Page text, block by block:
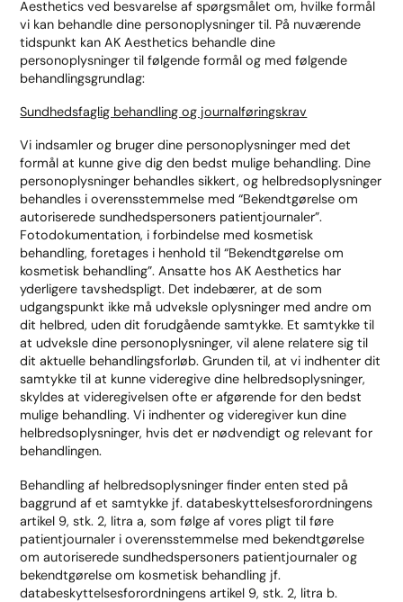
Aesthetics ved besvarelse af spørgsmålet om, hvilke formål
vi kan behandle dine personoplysninger til. På nuværende
tidspunkt kan AK Aesthetics behandle dine
personoplysninger til følgende formål og med følgende
behandlingsgrundlag:
Sundhedsfaglig behandling og journalføringskrav
Vi indsamler og bruger dine personoplysninger med det
formål at kunne give dig den bedst mulige behandling. Dine
personoplysninger behandles sikkert, og helbredsoplysninger
behandles i overensstemmelse med “Bekendtgørelse om
autoriserede sundhedspersoners patientjournaler”.
Fotodokumentation, i forbindelse med kosmetisk
behandling, foretages i henhold til “Bekendtgørelse om
kosmetisk behandling”. Ansatte hos AK Aesthetics har
yderligere tavshedspligt. Det indebærer, at de som
udgangspunkt ikke må udveksle oplysninger med andre om
dit helbred, uden dit forudgående samtykke. Et samtykke til
at udveksle dine personoplysninger, vil alene relatere sig til
dit aktuelle behandlingsforløb. Grunden til, at vi indhenter dit
samtykke til at kunne videregive dine helbredsoplysninger,
skyldes at videregivelsen ofte er afgørende for den bedst
mulige behandling. Vi indhenter og videregiver kun dine
helbredsoplysninger, hvis det er nødvendigt og relevant for
behandlingen.
Behandling af helbredsoplysninger finder enten sted på
baggrund af et samtykke jf. databeskyttelsesforordningens
artikel 9, stk. 2, litra a, som følge af vores pligt til føre
patientjournaler i overensstemmelse med bekendtgørelse
om autoriserede sundhedspersoners patientjournaler og
bekendtgørelse om kosmetisk behandling jf.
databeskyttelsesforordningens artikel 9, stk. 2, litra b.